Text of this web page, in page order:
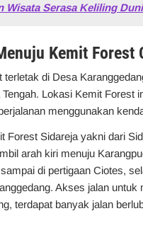
Wisata Serasa Keliling
Kemit Forest
di Desa
Lokasi Kemit Forest
menggunakan
Forest Sidareja yakni dari
arah kiri menuju
di pertigaan Ciotes,
Akses jalan untuk
terdapat banyak jalan